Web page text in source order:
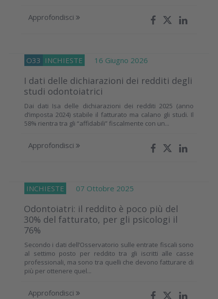
Approfondisci
O33 INCHIESTE 16 Giugno 2026
I dati delle dichiarazioni dei redditi degli
studi odontoiatrici
Dai dati Isa delle dichiarazioni dei redditi 2025 (anno
d’imposta 2024) stabile il fatturato ma calano gli studi. Il
58% rientra tra gli “affidabili” fiscalmente con un...
Approfondisci
INCHIESTE 07 Ottobre 2025
Odontoiatri: il reddito è poco più del
30% del fatturato, per gli psicologi il
76%
Secondo i dati dell’Osservatorio sulle entrate fiscali sono
al settimo posto per reddito tra gli iscritti alle casse
professionali, ma sono tra quelli che devono fatturare di
più per ottenere quel...
Approfondisci